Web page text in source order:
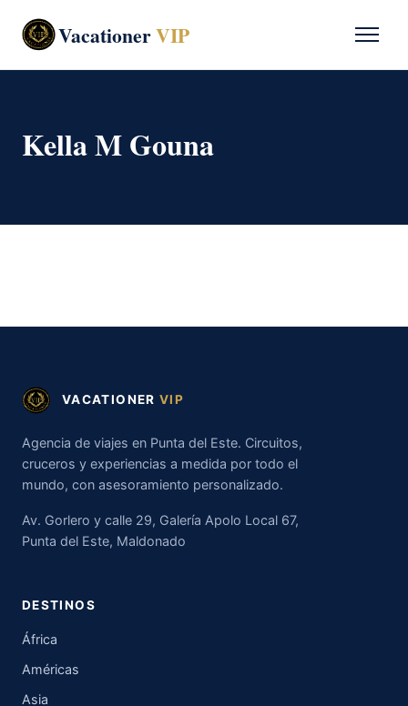
VacationerVIP
Kella M Gouna
VACATIONER VIP
Agencia de viajes en Punta del Este. Circuitos,
cruceros y experiencias a medida por todo el
mundo, con asesoramiento personalizado.
Av. Gorlero y calle 29, Galería Apolo Local 67,
Punta del Este, Maldonado
DESTINOS
África
Américas
Asia